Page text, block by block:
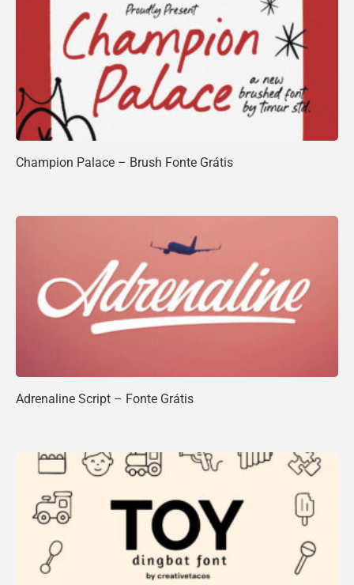
Champion Palace – Brush Fonte Grátis
Adrenaline Script – Fonte Grátis